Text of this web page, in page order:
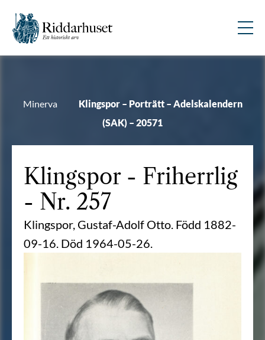
Minerva
Klingspor – Porträtt – Adelskalendern
(SAK) – 20571
Klingspor- Friherrlig
- Nr. 257
Klingspor, Gustaf-Adolf Otto. Född 1882-
09-16. Död 1964-05-26.